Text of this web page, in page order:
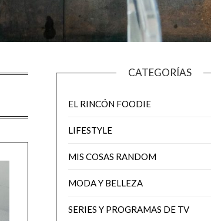
CATEGORÍAS
EL RINCÓN FOODIE
LIFESTYLE
MIS COSAS RANDOM
MODA Y BELLEZA
SERIES Y PROGRAMAS DE TV